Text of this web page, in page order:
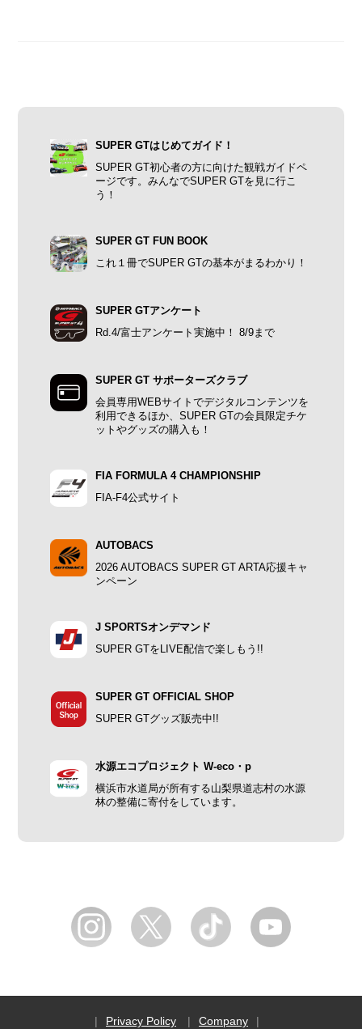
SUPER GTはじめてガイド！
SUPER GT初心者の方に向けた観戦ガイドペ
ージです。みんなでSUPER GTを見に行こ
う！
SUPER GT FUN BOOK
これ１冊でSUPER GTの基本がまるわかり！
SUPER GTアンケート
Rd.4/富士アンケート実施中！ 8/9まで
SUPER GT サポーターズクラブ
会員専用WEBサイトでデジタルコンテンツを
利用できるほか、SUPER GTの会員限定チケ
ットやグッズの購入も！
FIA FORMULA 4 CHAMPIONSHIP
FIA-F4公式サイト
AUTOBACS
2026 AUTOBACS SUPER GT ARTA応援キャ
ンペーン
J SPORTSオンデマンド
SUPER GTをLIVE配信で楽しもう!!
SUPER GT OFFICIAL SHOP
SUPER GTグッズ販売中!!
水源エコプロジェクト W-eco・p
横浜市水道局が所有する山梨県道志村の水源
林の整備に寄付をしています。
Privacy Policy Company